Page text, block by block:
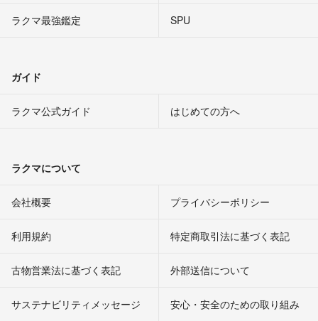
ラクマ最強鑑定
SPU
ガイド
ラクマ公式ガイド はじめての方へ
ラクマについて
会社概要 プライバシーポリシー
利用規約 特定商取引法に基づく表記
古物営業法に基づく表記 外部送信について
サステナビリティメッセージ 安心・安全のための取り組み